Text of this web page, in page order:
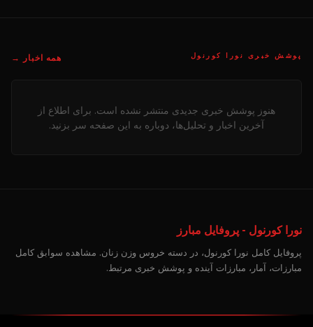
پوشش خبری نورا کورنول همه اخبار →
هنوز پوشش خبری جدیدی منتشر نشده است. برای اطلاع از
آخرین اخبار و تحلیل‌ها، دوباره به این صفحه سر بزنید.
نورا کورنول - پروفایل مبارز
پروفایل کامل نورا کورنول، در دسته خروس وزن زنان. مشاهده سوابق کامل
مبارزات، آمار، مبارزات آینده و پوشش خبری مرتبط.